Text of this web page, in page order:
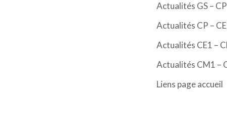
Actualités GS – CP
Actualités CP –
Actualités CE1 –
Actualités CM1 –
Liens page accueil